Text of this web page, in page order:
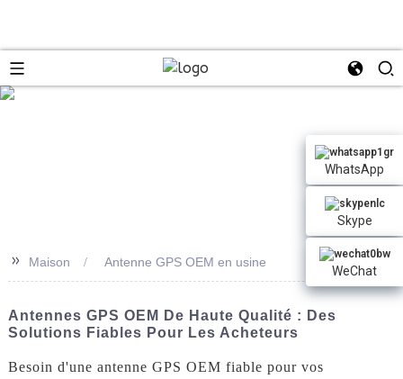
WhatsApp
Skype
WeChat
>> Maison Antenne GPS OEM en usine
Antennes GPS OEM De Haute Qualité : Des
Solutions Fiables Pour Les Acheteurs
Besoin d'une antenne GPS OEM fiable pour vos